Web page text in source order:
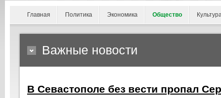
Главная Политика Экономика Общество
Важные новости
В Севастополе без вести пропал